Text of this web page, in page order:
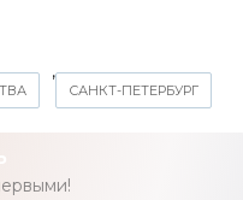
,
САНКТ-ПЕТЕРБУРГ